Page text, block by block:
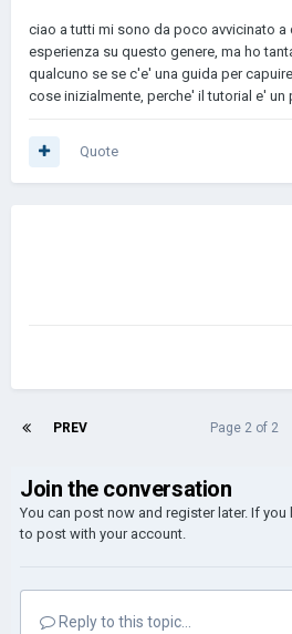
ciao a tutti mi sono da poco avvicinato
esperienza su questo genere, ma ho
qualcuno se se c'e' una guida per
cose inizialmente, perche' il tutorial e' un
Quote
PREV Page 2 of 2
Join the conversation
You can post now and register later. If you
to post with your account.
Reply to this topic...